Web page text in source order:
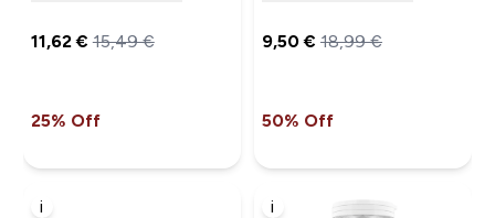
11,62 €‎15,49 €‎
25% Off
9,50 €‎ 18,99 €‎
50% Off
i i